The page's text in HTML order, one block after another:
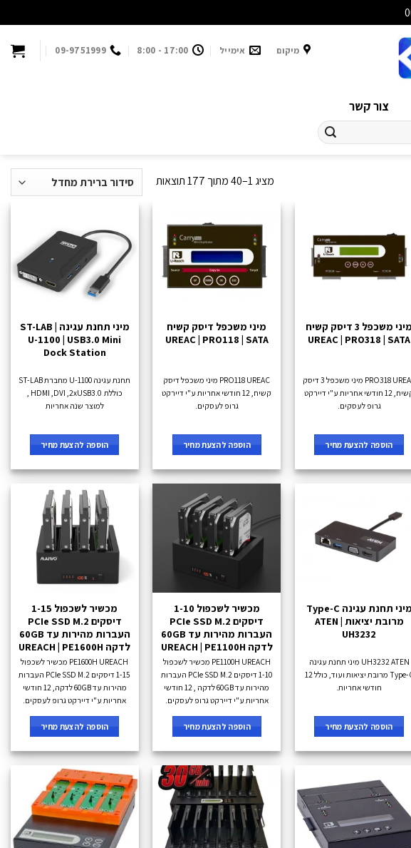
מיקום אימייל 17:00 - 8:00
09-9751999
צור קשר
מציג 1–40 מתוך 177 תוצאות
מיני משכפל 3 דיסק קשיח
UREAC | PRO318 | SATA
PRO318 UREAC מיני משכפל 3 דיסק
קשיח, 12 חודשי אחריות ע"י דיירקט
גרופ לעסקים.
הוספה להצעת מחיר
מיני משכפל דיסק קשיח
UREAC | PRO118 | SATA
PRO118 UREAC מיני משכפל דיסק
קשיח, 12 חודשי אחריות ע"י דיירקט
גרופ לעסקים.
הוספה להצעת מחיר
מיני תחנת עגינה ST-LAB |
U-1100 | USB3.0 Mini
Dock Station
תחנת עגינה U-1100 מחברת ST-LAB
כוללת HDMI ,DVI ,2xUSB3.0 ,
למוצר שנה אחריות
הוספה להצעת מחיר
מיני תחנת עגינה Type-C
מרובת יציאות ATEN |
UH3232
UH3232 ATEN מיני תחנת עגינה
Type-C מרובת יציאות ועוד, כולל 12
חודשי אחריות.
הוספה להצעת מחיר
מכשיר לשכפול 1-10
דיסקים PCIe SSD M.2
העברות מהירות עד 60GB
לדקה UREACH | PE1100H
PE1100H UREACH מכשיר לשכפול
1-10 דיסקים PCIe SSD M.2 העברות
מהירות עד 60GB לדקה , 12 חודשי
אחריות ע"י דיירקט גרופ לעסקים.
הוספה להצעת מחיר
מכשיר לשכפול 1-15
דיסקים PCIe SSD M.2
העברות מהירות עד 60GB
לדקה UREACH | PE1600H
PE1600H UREACH מכשיר לשכפול
1-15 דיסקים PCIe SSD M.2 העברות
מהירות עד 60GB לדקה, 12 חודשי
אחריות ע"י דיירקט גרופ לעסקים.
הוספה להצעת מחיר